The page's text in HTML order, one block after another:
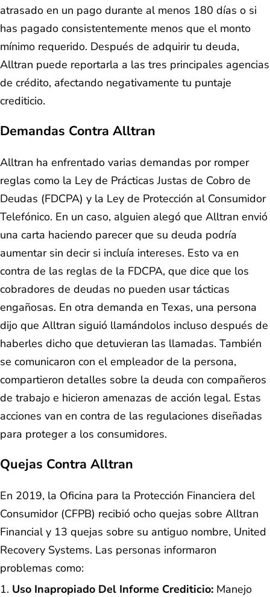
atrasado en un pago durante al menos 180 días o si
has pagado consistentemente menos que el monto
mínimo requerido. Después de adquirir tu deuda,
Alltran puede reportarla a las tres principales agencias
de crédito, afectando negativamente tu puntaje
crediticio.
Demandas Contra Alltran
Alltran ha enfrentado varias demandas por romper
reglas como la Ley de Prácticas Justas de Cobro de
Deudas (FDCPA) y la Ley de Protección al Consumidor
Telefónico. En un caso, alguien alegó que Alltran envió
una carta haciendo parecer que su deuda podría
aumentar sin decir si incluía intereses. Esto va en
contra de las reglas de la FDCPA, que dice que los
cobradores de deudas no pueden usar tácticas
engañosas. En otra demanda en Texas, una persona
dijo que Alltran siguió llamándolos incluso después de
haberles dicho que detuvieran las llamadas. También
se comunicaron con el empleador de la persona,
compartieron detalles sobre la deuda con compañeros
de trabajo e hicieron amenazas de acción legal. Estas
acciones van en contra de las regulaciones diseñadas
para proteger a los consumidores.
Quejas Contra Alltran
En 2019, la Oficina para la Protección Financiera del
Consumidor (CFPB) recibió ocho quejas sobre Alltran
Financial y 13 quejas sobre su antiguo nombre, United
Recovery Systems. Las personas informaron
problemas como:
Uso Inapropiado Del Informe Crediticio: Manejo